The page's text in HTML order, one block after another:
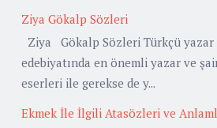
Ziya Gökalp Sözleri
Ziya Gökalp Sözleri Türkçü yazar
edebiyatında en önemli yazar ve
eserleri ile gerekse de y...
Ekmek İle İlgili Atasözleri ve